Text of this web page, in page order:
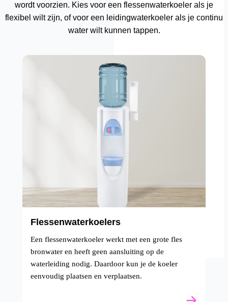
wordt voorzien. Kies voor een flessenwaterkoeler als je
flexibel wilt zijn, of voor een leidingwaterkoeler als je continu
water wilt kunnen tappen.
Flessenwaterkoelers
Een flessenwaterkoeler werkt met een grote fles
bronwater en heeft geen aansluiting op de
waterleiding nodig. Daardoor kun je de koeler
eenvoudig plaatsen en verplaatsen.